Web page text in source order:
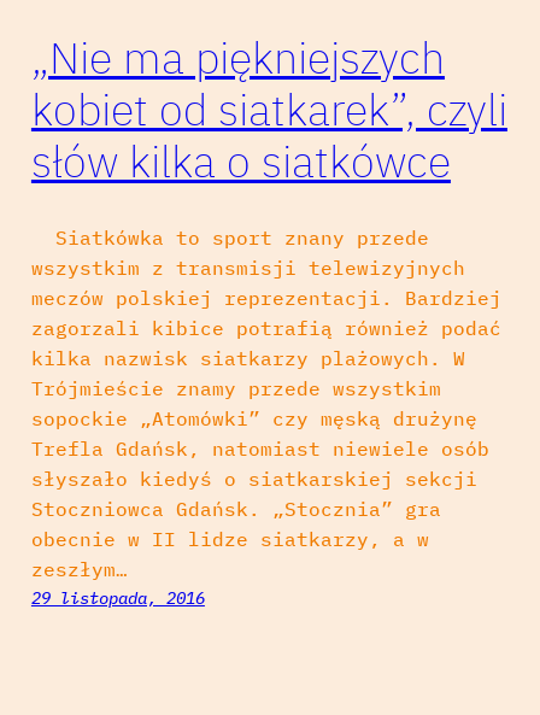
„Nie ma piękniejszych
kobiet od siatkarek”, czyli
słów kilka o siatkówce
Siatkówka to sport znany przede
wszystkim z transmisji telewizyjnych
meczów polskiej reprezentacji. Bardziej
zagorzali kibice potrafią również podać
kilka nazwisk siatkarzy plażowych. W
Trójmieście znamy przede wszystkim
sopockie „Atomówki” czy męską drużynę
Trefla Gdańsk, natomiast niewiele osób
słyszało kiedyś o siatkarskiej sekcji
Stoczniowca Gdańsk. „Stocznia” gra
obecnie w II lidze siatkarzy, a w
zeszłym…
29 listopada, 2016